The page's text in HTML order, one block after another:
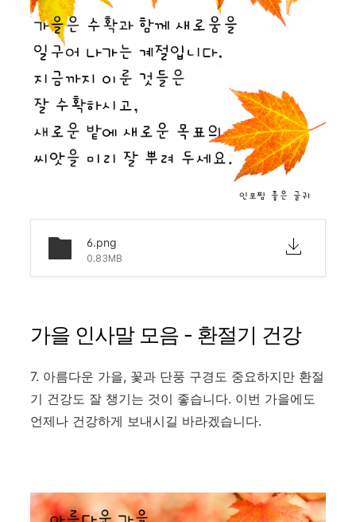
6.png
0.83MB
가을 인사말 모음 - 환절기 건강
7. 아름다운 가을, 꽃과 단풍 구경도 중요하지만 환절
기 건강도 잘 챙기는 것이 좋습니다. 이번 가을에도
언제나 건강하게 보내시길 바라겠습니다.